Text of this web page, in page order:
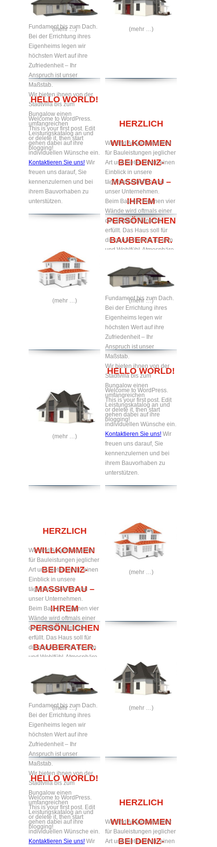
Traumhaus nach ihren
Wünschen – vom
Fundament bis zum Dach.
Bei der Errichtung ihres
Eigenheims legen wir
höchsten Wert auf ihre
Zufriedenheit – Ihr
Anspruch ist unser
Maßstab.
Wir bieten ihnen von der
Stadtvilla bis zum
Bungalow einen
umfangreichen
Leistungskatalog an und
gehen dabei auf ihre
individuellen Wünsche ein.
Kontaktieren Sie uns! Wir
freuen uns darauf, Sie
kennenzulernen und bei
ihrem Bauvorhaben zu
unterstützen.
(mehr …) (mehr …)
HELLO WORLD!
Welcome to WordPress.
This is your first post. Edit
or delete it, then start
blogging!
HERZLICH
WILLKOMMEN
BEI DENIZ-
MASSIVBAU –
IHREM
PERSÖNLICHEN
BAUBERATER.
Wir sind Ansprechpartner
für Bauleistungen jeglicher
Art und bieten ihnen einen
Einblick in unsere
täglichen Arbeiten und
unser Unternehmen.
Beim Bau der eigenen vier
Wände wird oftmals einer
der größten Wünsche
erfüllt. Das Haus soll für
die ganze Familie da sein
und Wohlfühl-Atmosphäre
Gerne bauen wir Ihr
Traumhaus nach ihren
Wünschen – vom
Fundament bis zum Dach.
Bei der Errichtung ihres
Eigenheims legen wir
höchsten Wert auf ihre
Zufriedenheit – Ihr
Anspruch ist unser
Maßstab.
Wir bieten ihnen von der
Stadtvilla bis zum
Bungalow einen
umfangreichen
Leistungskatalog an und
gehen dabei auf ihre
individuellen Wünsche ein.
Kontaktieren Sie uns! Wir
freuen uns darauf, Sie
kennenzulernen und bei
ihrem Bauvorhaben zu
unterstützen.
(mehr …) (mehr …)
(mehr …)
HELLO WORLD!
Welcome to WordPress.
This is your first post. Edit
or delete it, then start
blogging!
HERZLICH
WILLKOMMEN
BEI DENIZ-
MASSIVBAU –
IHREM
PERSÖNLICHEN
BAUBERATER.
Wir sind Ansprechpartner
für Bauleistungen jeglicher
Art und bieten ihnen einen
Einblick in unsere
täglichen Arbeiten und
unser Unternehmen.
Beim Bau der eigenen vier
Wände wird oftmals einer
der größten Wünsche
erfüllt. Das Haus soll für
die ganze Familie da sein
und Wohlfühl-Atmosphäre
Gerne bauen wir Ihr
Traumhaus nach ihren
Wünschen – vom
Fundament bis zum Dach.
Bei der Errichtung ihres
Eigenheims legen wir
höchsten Wert auf ihre
Zufriedenheit – Ihr
Anspruch ist unser
Maßstab.
Wir bieten ihnen von der
Stadtvilla bis zum
Bungalow einen
umfangreichen
Leistungskatalog an und
gehen dabei auf ihre
individuellen Wünsche ein.
Kontaktieren Sie uns! Wir
(mehr …)
(mehr …) (mehr …)
HELLO WORLD!
Welcome to WordPress.
This is your first post. Edit
or delete it, then start
blogging!
HERZLICH
WILLKOMMEN
BEI DENIZ-
Wir sind Ansprechpartner
für Bauleistungen jeglicher
Art und bieten ihnen einen